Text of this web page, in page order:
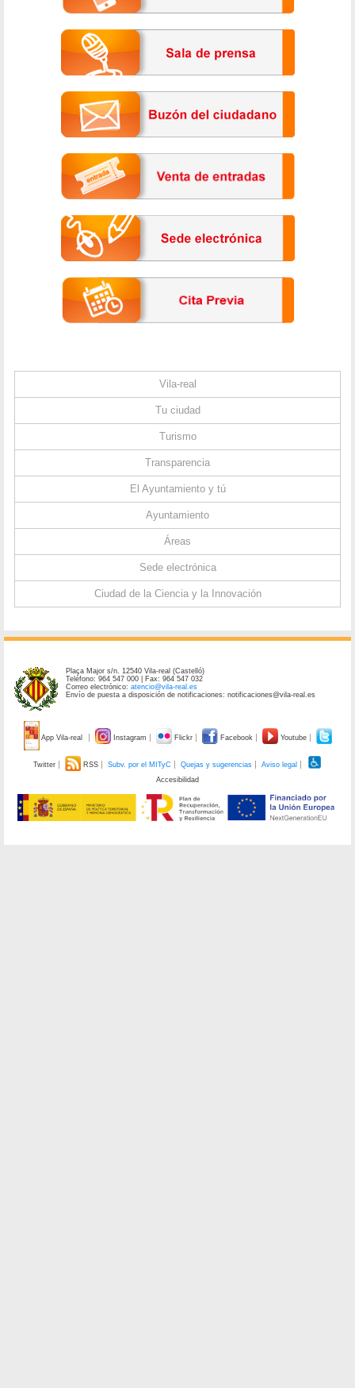
Vila-real
Tu ciudad
Turismo
Transparencia
El Ayuntamiento y tú
Ayuntamiento
Áreas
Sede electrónica
Ciudad de la Ciencia y la Innovación
Plaça Major s/n. 12540 Vila-real (Castelló)
Teléfono: 964 547 000 | Fax: 964 547 032
Correo electrónico:atencio@vila-real.es
Envío de puesta a disposición de notificaciones: notificaciones@vila-real.es
App Vila-real Instagram Flickr Facebook Youtube
Twitter RSS Subv. por el MITyC Quejas y sugerencias
Aviso legal
Accesibilidad